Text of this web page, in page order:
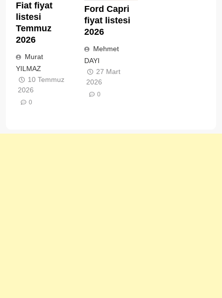
Fiat fiyat
listesi
Temmuz
2026
Murat
YILMAZ
10 Temmuz
2026
0
Ford Capri
fiyat listesi
2026
Mehmet
DAYI
27 Mart
2026
0